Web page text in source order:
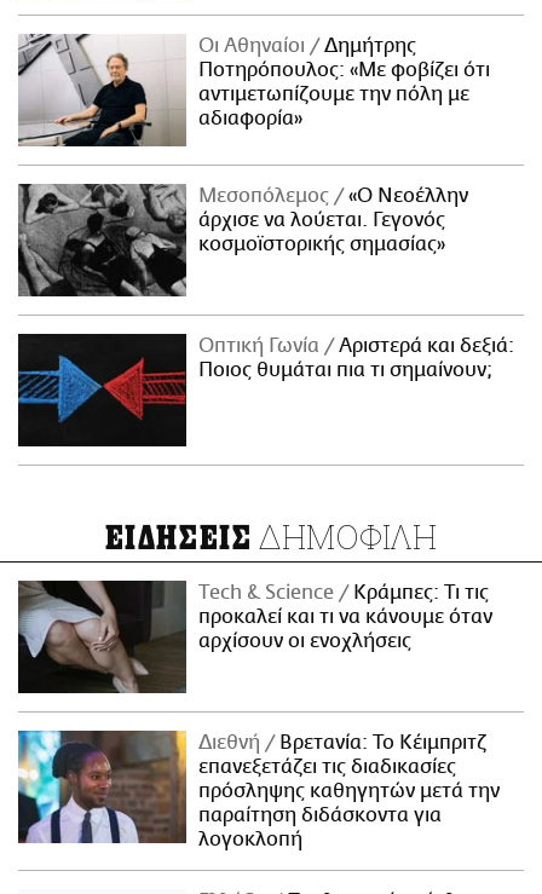
Οι Αθηναίοι
Δημήτρης
Ποτηρόπουλος: «Με φοβίζει ότι
αντιμετωπίζουμε την πόλη με
αδιαφορία»
Μεσοπόλεμος
«Ο Νεοέλλην
άρχισε να λούεται. Γεγονός
κοσμοϊστορικής σημασίας»
Οπτική Γωνία
Αριστερά και δεξιά:
Ποιος θυμάται πια τι σημαίνουν;
ΕΙΔΗΣΕΙΣ ΔΗΜΟΦΙΛΗ
Τech & Science
Κράμπες: Τι τις
προκαλεί και τι να κάνουμε όταν
αρχίσουν οι ενοχλήσεις
Διεθνή
Βρετανία: Το Κέιμπριτζ
επανεξετάζει τις διαδικασίες
πρόσληψης καθηγητών μετά την
παραίτηση διδάσκοντα για
λογοκλοπή